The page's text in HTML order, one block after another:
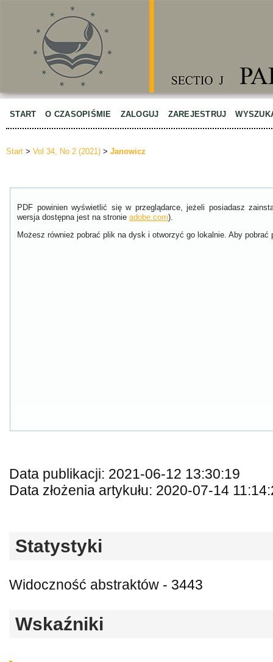
START O CZASOPIŚMIE ZALOGUJ ZAREJESTRUJ
Start > Vol 34, No 2 (2021) > Janowicz
PDF powinien wyświetlić się w przeglądarce, jeżeli posiadasz
wersja dostępna jest na stronie adobe.com).
Możesz również pobrać plik na dysk i otworzyć go lokalnie. Aby
Data publikacji: 2021-06-12 13:30:19
Data złożenia artykułu: 2020-07-14
Statystyki
Widoczność abstraktów - 3443
Wskaźniki